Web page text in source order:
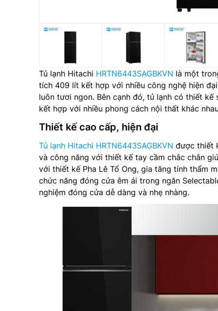
Tủ lạnh Hitachi HRTN6443SAGBKVN là một
tích 409 lít kết hợp với nhiều công nghệ hiện
luôn tươi ngon. Bên cạnh đó, tủ lạnh có thiết
kết hợp với nhiều phong cách nội thất khác
Thiết kế cao cấp, hiện đại
Tủ lạnh Hitachi HRTN6443SAGBKVN được thiết
và công năng với thiết kế tay cầm chắc chắn
với thiết kế Pha Lê Tổ Ong, gia tăng tính thẩm
chức năng đóng cửa êm ái trong ngăn
nghiệm đóng cửa dễ dàng và nhẹ nhàng.